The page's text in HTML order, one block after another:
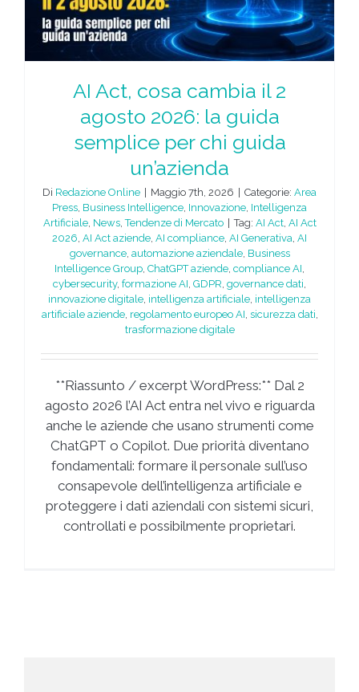
AI Act, cosa cambia il 2
agosto 2026: la guida
semplice per chi guida
un’azienda
Di Redazione Online Maggio 7th, 2026 Categorie: Area
Press, Business Intelligence, Innovazione, Intelligenza
Artificiale, News,Tendenze di Mercato Tag: AI Act, AI Act
2026, AI Act aziende, AI compliance, AI Generativa, AI
governance, automazione aziendale, Business
Intelligence Group, ChatGPT aziende, compliance AI,
cybersecurity, formazione AI, GDPR, governance dati,
innovazione digitale, intelligenza artificiale, intelligenza
artificiale aziende, regolamento europeo AI, sicurezza dati,
trasformazione digitale
**Riassunto / excerpt WordPress:** Dal 2
agosto 2026 l’AI Act entra nel vivo e riguarda
anche le aziende che usano strumenti come
ChatGPT o Copilot. Due priorità diventano
fondamentali: formare il personale sull’uso
consapevole dell’intelligenza artificiale e
proteggere i dati aziendali con sistemi sicuri,
controllati e possibilmente proprietari.